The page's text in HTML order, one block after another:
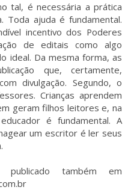
tal, é necessária a prática
ajuda é fundamental.
incentivo dos Poderes
de editais como algo
ideal. Da mesma forma, as
que, certamente,
divulgação. Segundo, o
Crianças aprendem
geram filhos leitores e, na
é fundamental. A
um escritor é ler seus
publicado também em